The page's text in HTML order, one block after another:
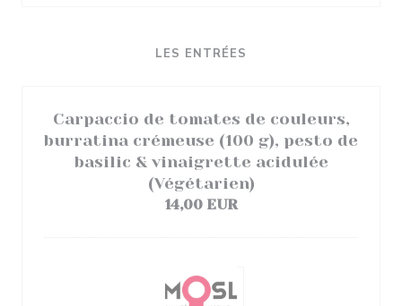
LES ENTRÉES
Carpaccio de tomates de couleurs,
burratina crémeuse (100 g), pesto de
basilic & vinaigrette acidulée
(Végétarien)
14,00 EUR